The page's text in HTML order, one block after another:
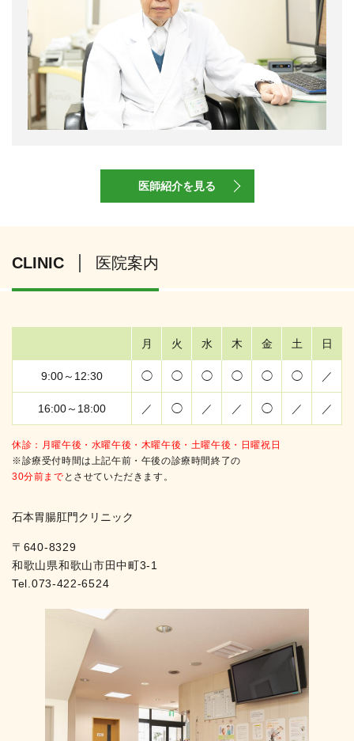
医師紹介を見る
CLINIC 医院案内
月 火 水 木 金 土 日
9:00～12:30 ◯ ◯ ◯ ◯ ◯ ◯ ／
16:00～18:00 ／ ◯ ／ ／ ◯ ／ ／
休診：月曜午後・ 水曜午後・木曜午後・土曜午後・日曜祝日
※診療受付時間は上記午前・午後の診療時間終了の
30分前まで とさせていただきます。
石本胃腸肛門クリニック
〒640-8329
和歌山県和歌山市田中町3-1
Tel. 073-422-6524